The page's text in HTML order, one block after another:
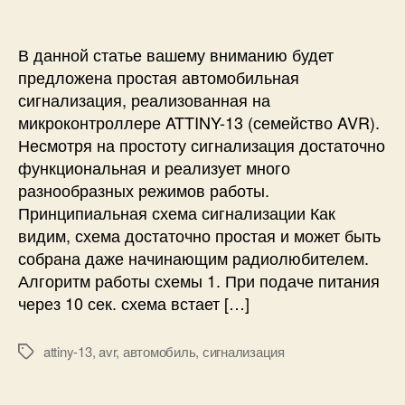
а
т
о
м
о
б
и
л
ь
н
а
я
с
г
В данной статье вашему вниманию будет
предложена простая автомобильная
сигнализация, реализованная на
микроконтроллере ATTINY-13 (семейство AVR).
Несмотря на простоту сигнализация достаточно
функциональная и реализует много
разнообразных режимов работы.
Принципиальная схема сигнализации Как
видим, схема достаточно простая и может быть
собрана даже начинающим радиолюбителем.
Алгоритм работы схемы 1. При подаче питания
через 10 сек. схема встает […]
М
attiny-13,avr, автомобиль, сигнализация